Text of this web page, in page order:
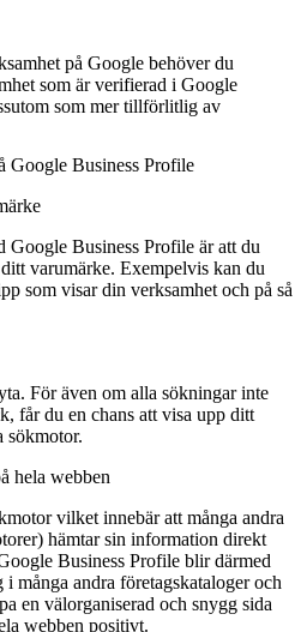
på Google behöver du
som är verifierad i Google
som mer tillförlitlig av
Google Business Profile
Google Business Profile är att du
varumärke. Exempelvis kan du
som visar din verksamhet och på så
För även om alla sökningar inte
får du en chans att visa upp ditt
sökmotor.
hela webben
vilket innebär att många andra
hämtar sin information direkt
Business Profile blir därmed
många andra företagskataloger och
en välorganiserad och snygg sida
webben positivt.